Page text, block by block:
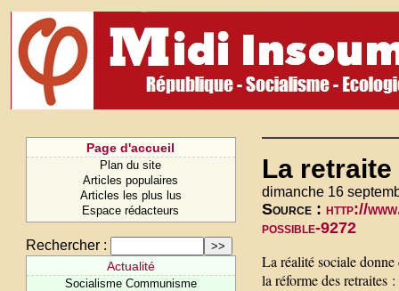
Page d'accueil
Plan du site
Articles populaires
Articles les plus lus
Espace rédacteurs
Rechercher :
Actualité
Socialisme Communisme
La retraite
dimanche 16
Source : http://
possible-9272
La réalité sociale
la réforme des retraites :